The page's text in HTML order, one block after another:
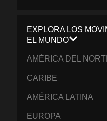
EXPLORA LOS
EL MUNDO
AMÉRICA DEL
CARIBE
AMÉRICA LATINA
EUROPA